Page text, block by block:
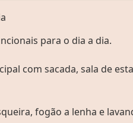
para o dia a dia.
com sacada, sala de
fogão a lenha e